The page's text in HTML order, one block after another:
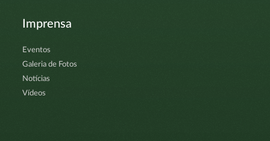
Imprensa
Eventos
Galeria de Fotos
Notícias
Vídeos